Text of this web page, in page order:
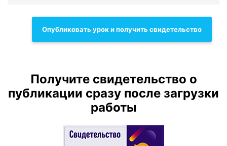
Опубликовать урок и получить свидетельство
Получите свидетельство о
публикации сразу после загрузки
работы